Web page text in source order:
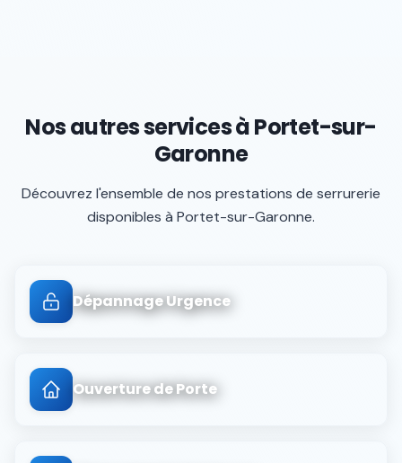
Nos autres services àPortet-sur-
Garonne
Découvrez l'ensemble de nos prestations de serrurerie
disponibles à Portet-sur-Garonne.
Dépannage Urgence
Ouverture de Porte